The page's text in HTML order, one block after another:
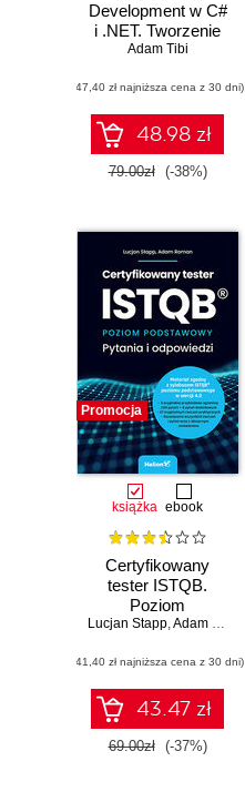
Development w C#
i .NET. Tworzenie
wysokiej jakości
architekturze DDD
za pomocą
znanych narzędzi i
bibliotek
Adam Tibi
(47,40 zł najniższa cena z 30 dni)
48.98 zł
79.00zł (-38%)
Promocja
książka ebook
Certyfikowany
tester ISTQB.
Poziom
podstawowy.
odpowiedzi
Lucjan Stapp,Adam Roman
(41,40 zł najniższa cena z 30 dni)
43.47 zł
69.00zł (-37%)